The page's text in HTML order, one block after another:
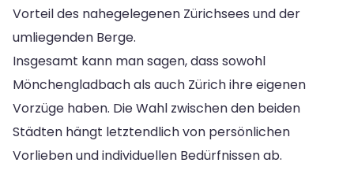
Vorteil des nahegelegenen Zürichsees und der
umliegenden Berge.
Insgesamt kann man sagen, dass sowohl
Mönchengladbach als auch Zürich ihre eigenen
Vorzüge haben. Die Wahl zwischen den beiden
Städten hängt letztendlich von persönlichen
Vorlieben und individuellen Bedürfnissen ab.